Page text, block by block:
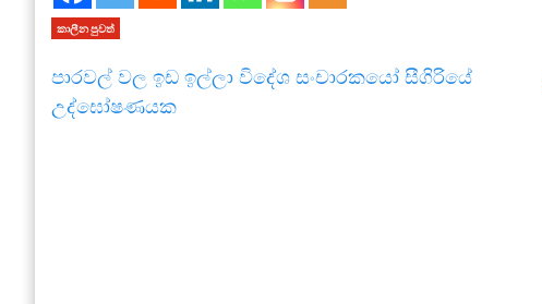
කාලීන පුවත්
පාරවල් වල ඉඩ ඉල්ලා විදේශ සංචාරකයෝ සීගිරියේ
උද්ඝෝෂණයක